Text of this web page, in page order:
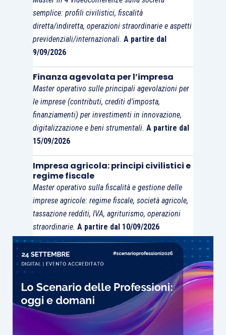
semplice: profili civilistici, fiscalità
diretta/indiretta, operazioni straordinarie e aspetti
previdenziali/internazionali. A partire dal
9/09/2026
Finanza agevolata per l’impresa
Master operativo sulle principali agevolazioni per
le imprese (contributi, crediti d’imposta,
finanziamenti) per investimenti in innovazione,
digitalizzazione e beni strumentali. A partire dal
15/09/2026
Impresa agricola: principi civilistici e
regime fiscale
Master operativo sulla fiscalità e gestione delle
imprese agricole: regime fiscale, società agricole,
tassazione redditi, IVA, agriturismo, operazioni
straordinarie. A partire dal 10/09/2026